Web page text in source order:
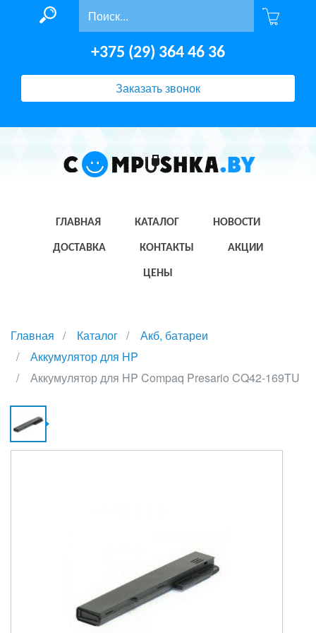
+375 (29) 364 46 36
Заказать звонок
ГЛАВНАЯ КАТАЛОГ НОВОСТИ
ДОСТАВКА КОНТАКТЫ АКЦИИ
ЦЕНЫ
Главная Каталог
Акб, батареи
Аккумулятор для HP
Аккумулятор для HP Compaq Presario CQ42-169TU